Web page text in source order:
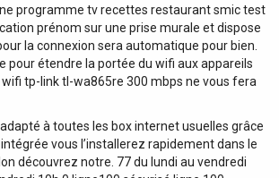
programme tv recettes restaurant smic test
prénom sur une prise murale et dispose
la connexion sera automatique pour bien.
pour étendre la portée du wifi aux appareils
tp-link tl-wa865re 300 mbps ne vous fera
à toutes les box internet usuelles grâce
vous l’installerez rapidement dans le
découvrez notre. 77 du lundi au vendredi